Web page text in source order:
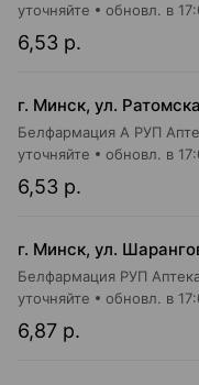
6,53 р.
уточняйте обновл. в
г. Минск, ул.
Белфармация А РУП
6,53 р.
уточняйте обновл. в
г. Минск, ул.
Белфармация РУП
6,87 р.
уточняйте обновл. в